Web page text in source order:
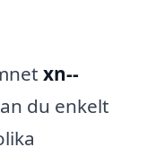
xn--
du enkelt